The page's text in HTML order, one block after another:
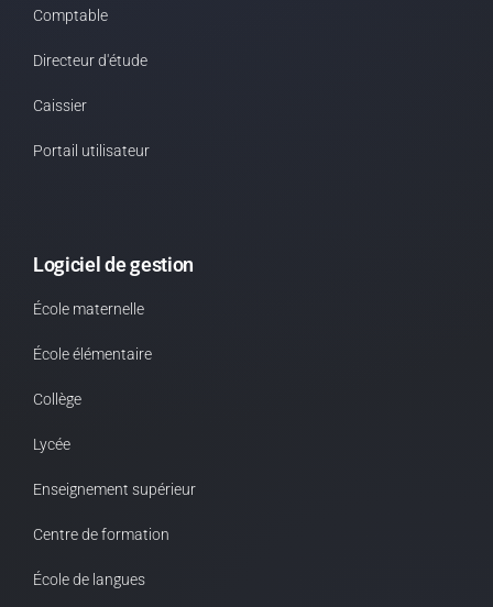
Comptable
Directeur d'étude
Caissier
Portail utilisateur
Logiciel de gestion
École maternelle
École élémentaire
Collège
Lycée
Enseignement supérieur
Centre de formation
École de langues